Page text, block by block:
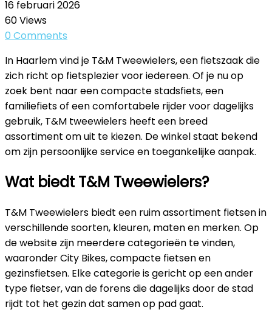
16 februari 2026
60Views
0 Comments
In Haarlem vind je T&M Tweewielers, een fietszaak die
zich richt op fietsplezier voor iedereen. Of je nu op
zoek bent naar een compacte stadsfiets, een
familiefiets of een comfortabele rijder voor dagelijks
gebruik, T&M tweewielers heeft een breed
assortiment om uit te kiezen. De winkel staat bekend
om zijn persoonlijke service en toegankelijke aanpak.
Wat biedt T&M Tweewielers?
T&M Tweewielers biedt een ruim assortiment fietsen in
verschillende soorten, kleuren, maten en merken. Op
de website zijn meerdere categorieën te vinden,
waaronder City Bikes, compacte fietsen en
gezinsfietsen. Elke categorie is gericht op een ander
type fietser, van de forens die dagelijks door de stad
rijdt tot het gezin dat samen op pad gaat.